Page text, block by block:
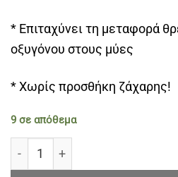
* Επιταχύνει τη μεταφορά
οξυγόνου στους μύες
* Χωρίς προσθήκη ζάχαρης!
9 σε απόθεμα
Kevin Levrone Anabolic On